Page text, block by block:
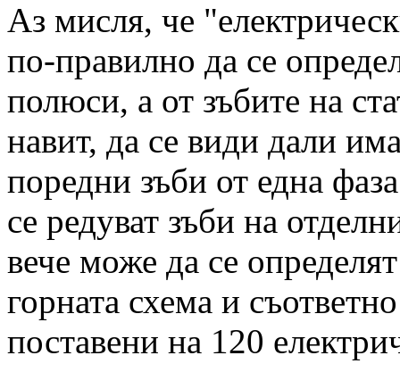
Аз мисля, че
по-правилно да се
полюси, а от зъбите на
навит, да се види дали
поредни зъби от една
се редуват зъби на
вече може да се
горната схема и
поставени на 120